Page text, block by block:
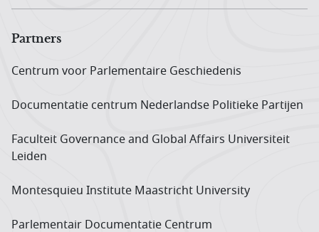
Partners
Centrum voor Parlementaire Geschiedenis
Documentatie centrum Neder­landse Politieke Partijen
Faculteit Governance and Global Affairs Universiteit
Leiden
Montesquieu Institute Maastricht University
Parlementair Documentatie Centrum